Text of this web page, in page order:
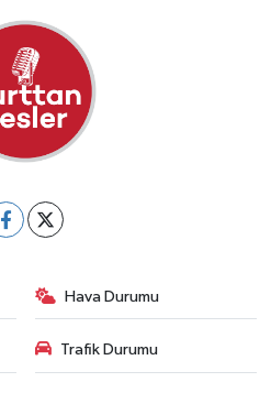
Hava Durumu
Trafik Durumu